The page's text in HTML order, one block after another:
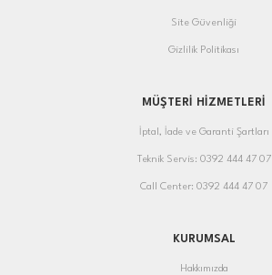
Site Güvenliği
Gizlilik Politikası
MÜŞTERİ HİZMETLERİ
İptal, İade ve Garanti Şartları
Teknik Servis: 0392 444 47 07
Call Center: 0392 444 47 07
KURUMSAL
Hakkımızda